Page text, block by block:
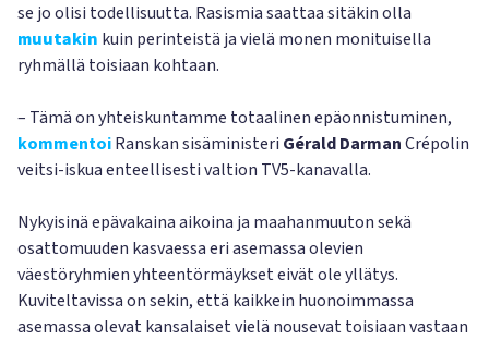
se jo olisi todellisuutta. Rasismia saattaa sitäkin olla
muutakin kuin perinteistä ja vielä monen monituisella
ryhmällä toisiaan kohtaan.
– Tämä on yhteiskuntamme totaalinen epäonnistuminen,
kommentoiRanskan sisäministeri GéraldDarmanCrépolin
veitsi-iskua enteellisesti valtion TV5-kanavalla.
Nykyisinä epävakaina aikoina ja maahanmuuton sekä
osattomuuden kasvaessa eri asemassa olevien
väestöryhmien yhteentörmäykset eivät ole yllätys.
Kuviteltavissa on sekin, että kaikkein huonoimmassa
asemassa olevat kansalaiset vielä nousevat toisiaan vastaan